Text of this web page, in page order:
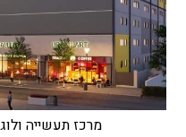
מרכז תעשייה